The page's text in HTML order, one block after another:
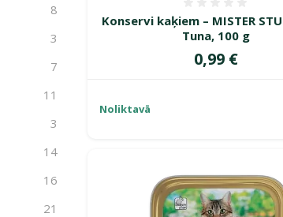
8
3
7
11
3
14
16
21
Konservi kaķiem – MISTER
Tuna, 100 g
Cena
0,99 €
Noliktavā